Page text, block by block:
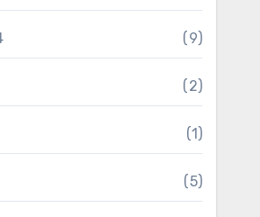
(9)
(2)
(1)
(5)